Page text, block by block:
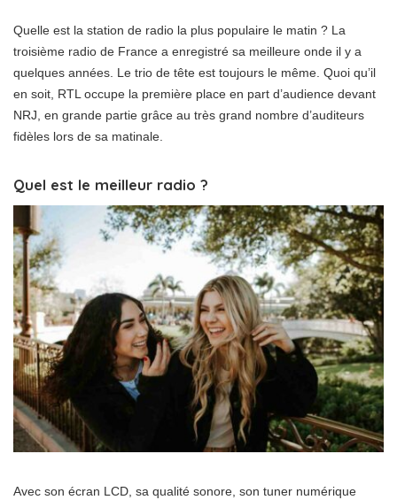
Quelle est la station de radio la plus populaire le matin ? La
troisième radio de France a enregistré sa meilleure onde il y a
quelques années. Le trio de tête est toujours le même. Quoi qu’il
en soit, RTL occupe la première place en part d’audience devant
NRJ, en grande partie grâce au très grand nombre d’auditeurs
fidèles lors de sa matinale.
Quel est le meilleur radio ?
Avec son écran LCD, sa qualité sonore, son tuner numérique